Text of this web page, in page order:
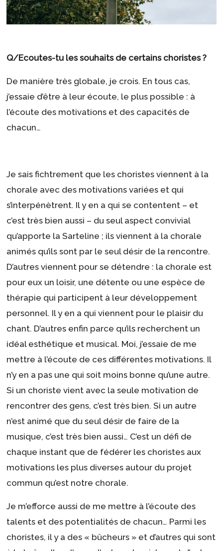
Q/Ecoutes-tu les souhaits de certains choristes ?
De manière très globale, je crois. En tous cas,
j’essaie d’être à leur écoute, le plus possible : à
l’écoute des motivations et des capacités de
chacun…
Je sais fichtrement que les choristes viennent à la
chorale avec des motivations variées et qui
s’interpénètrent. Il y en a qui se contentent – et
c’est très bien aussi – du seul aspect convivial
qu’apporte la Sarteline ; ils viennent à la chorale
animés qu’ils sont par le seul désir de la rencontre.
D’autres viennent pour se détendre : la chorale est
pour eux un loisir, une détente ou une espèce de
thérapie qui participent à leur développement
personnel. Il y en a qui viennent pour le plaisir du
chant. D’autres enfin parce qu’ils recherchent un
idéal esthétique et musical. Moi, j’essaie de me
mettre à l’écoute de ces différentes motivations. Il
n’y en a pas une qui soit moins bonne qu’une autre.
Si un choriste vient avec la seule motivation de
rencontrer des gens, c’est très bien. Si un autre
n’est animé que du seul désir de faire de la
musique, c’est très bien aussi… C’est un défi de
chaque instant que de fédérer les choristes aux
motivations les plus diverses autour du projet
commun qu’est notre chorale.
Je m’efforce aussi de me mettre à l’écoute des
talents et des potentialités de chacun… Parmi les
choristes, il y a des « bûcheurs » et d’autres qui sont